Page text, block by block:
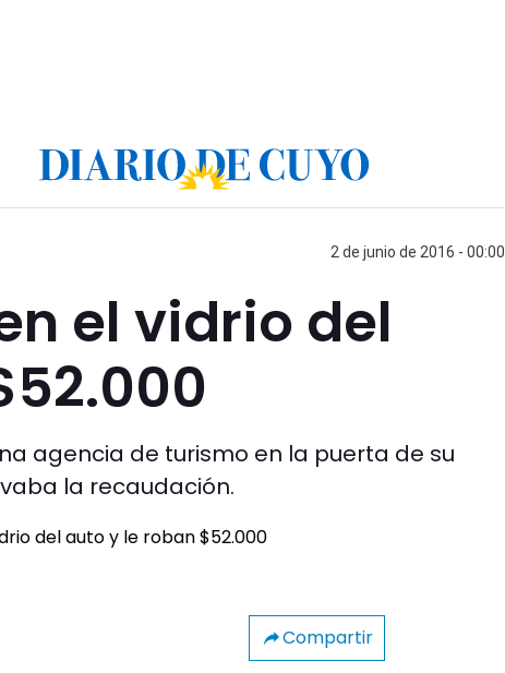
2 de junio de 2016 - 00:00
el vidrio del
agencia de turismo en la puerta de su
la recaudación.
Compartir